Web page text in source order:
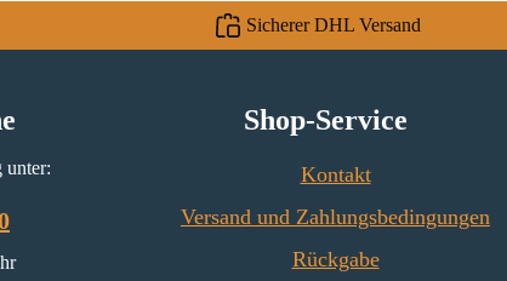
Sicherer DHL Versand
unter:
Shop-Service
Kontakt
Versand und Zahlungsbedingungen
Rückgabe